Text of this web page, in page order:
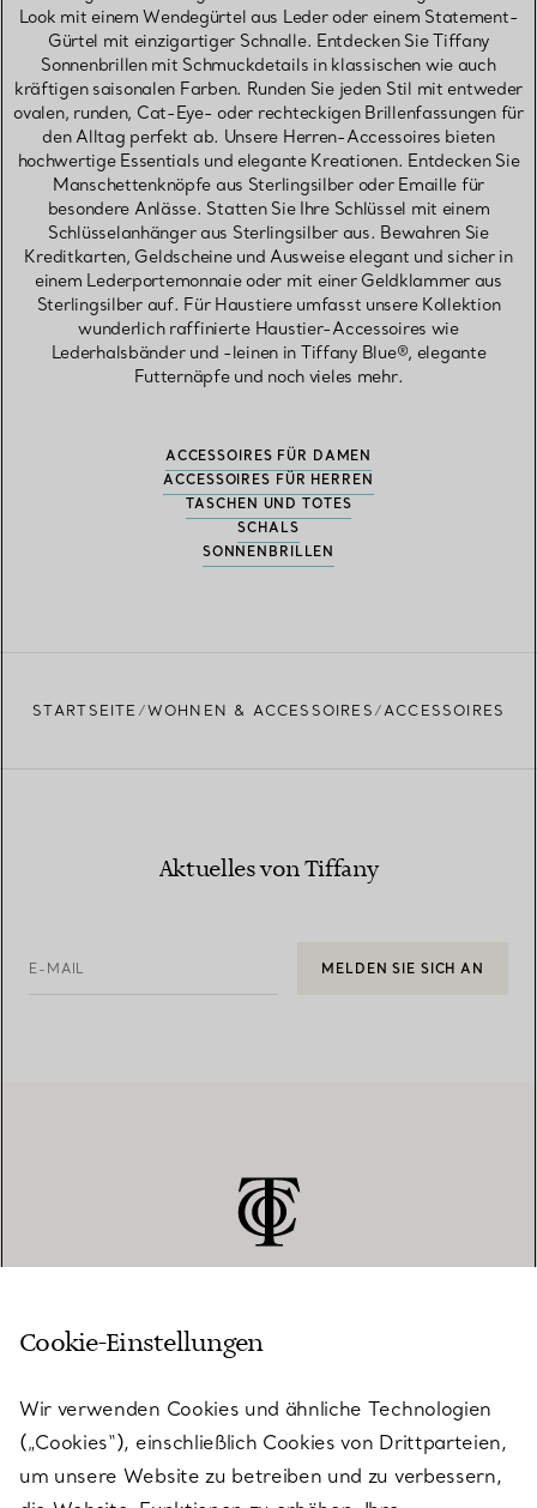
Look mit einem Wendegürtel aus Leder oder einem Statement-
Gürtel mit einzigartiger Schnalle. Entdecken Sie Tiffany
Sonnenbrillen mit Schmuckdetails in klassischen wie auch
kräftigen saisonalen Farben. Runden Sie jeden Stil mit entweder
ovalen, runden, Cat-Eye- oder rechteckigen Brillenfassungen für
den Alltag perfekt ab. Unsere Herren-Accessoires bieten
hochwertige Essentials und elegante Kreationen. Entdecken Sie
Manschettenknöpfe aus Sterlingsilber oder Emaille für
besondere Anlässe. Statten Sie Ihre Schlüssel mit einem
Schlüsselanhänger aus Sterlingsilber aus. Bewahren Sie
Kreditkarten, Geldscheine und Ausweise elegant und sicher in
einem Lederportemonnaie oder mit einer Geldklammer aus
Sterlingsilber auf. Für Haustiere umfasst unsere Kollektion
wunderlich raffinierte Haustier-Accessoires wie
Lederhalsbänder und -leinen in Tiffany Blue®, elegante
Futternäpfe und noch vieles mehr.
ACCESSOIRES FÜR DAMEN
ACCESSOIRES FÜR HERREN
TASCHEN UND TOTES
SCHALS
SONNENBRILLEN
STARTSEITE WOHNEN & ACCESSOIRES ACCESSOIRES
Aktuelles von Tiffany
E-MAIL MELDEN SIE SICH AN
KUNDENSERVICE
SERVICES
Cookie-Einstellungen
Wir verwenden Cookies und ähnliche Technologien
(„Cookies“), einschließlich Cookies von Drittparteien,
um unsere Website zu betreiben und zu verbessern,